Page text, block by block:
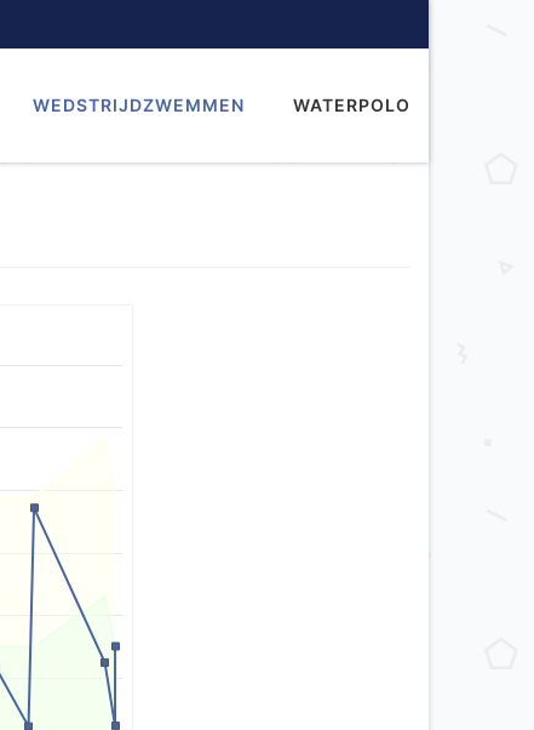
WEDSTRIJDZWEMMEN WATERPOLO